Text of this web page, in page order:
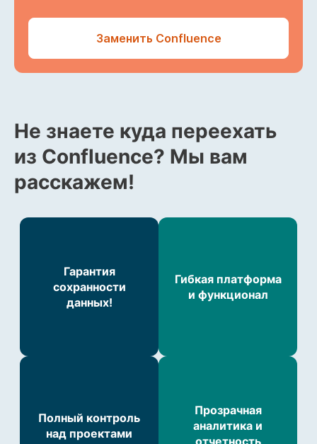
Заменить Confluence
Не знаете куда переехать
из Confluence? Мы вам
расскажем!
Гарантия
сохранности
данных!
Гибкая платформа
и функционал
Полный контроль
над проектами
Прозрачная
аналитика и
отчетность